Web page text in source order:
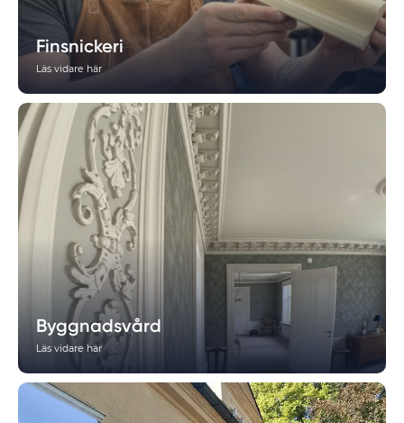
Finsnickeri
Läs vidare här
Byggnadsvård
Läs vidare här